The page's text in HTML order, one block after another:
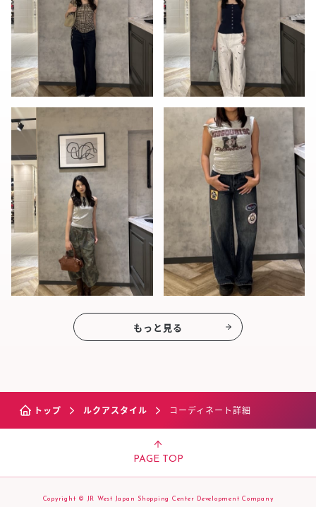
もっと見る
トップ ルクアスタイル コーディネート詳細
PAGE TOP
Copyright © JR West Japan Shopping Center Development Company